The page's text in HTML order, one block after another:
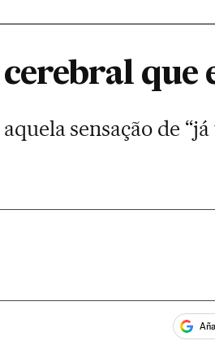
que
sensação de